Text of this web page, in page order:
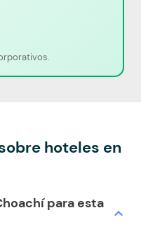
hoteles en
para esta
expand_more